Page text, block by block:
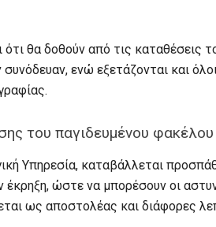
ότι θα δοθούν από τις καταθέσεις
ενώ εξετάζονται και
του παγιδευμένου φακέλου
Υπηρεσία, καταβάλλεται
ώστε να μπορέσουν οι
ως αποστολέας και διάφορες